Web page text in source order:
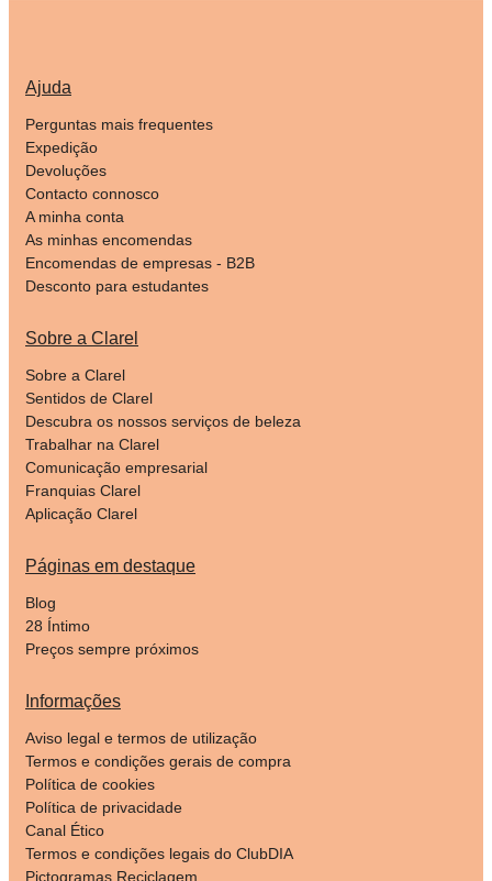
Ajuda
Perguntas mais frequentes
Expedição
Devoluções
Contacto connosco
A minha conta
As minhas encomendas
Encomendas de empresas - B2B
Desconto para estudantes
Sobre a Clarel
Sobre a Clarel
Sentidos de Clarel
Descubra os nossos serviços de beleza
Trabalhar na Clarel
Comunicação empresarial
Franquias Clarel
Aplicação Clarel
Páginas em destaque
Blog
28 Íntimo
Preços sempre próximos
Informações
Aviso legal e termos de utilização
Termos e condições gerais de compra
Política de cookies
Política de privacidade
Canal Ético
Termos e condições legais do ClubDIA
Pictogramas Reciclagem